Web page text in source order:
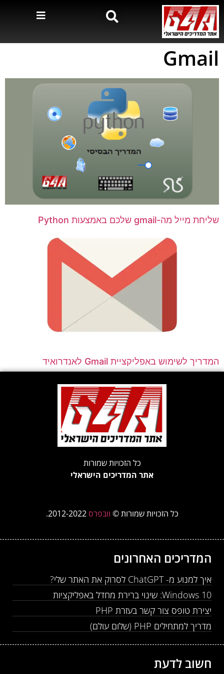
Gmail
שליחת מייל מה-gmail שלכם באמצעות Python
המדריך לשימוש באפליקציית Gmail לאנדרואיד
כל הזכויות שמורות
אתר המדריכים הישראלי
כל הזכויות שמורות © וובפרס 2012-2022.
המדריכים האחרונים
איך למנוע מ- ChatGPT לסרוק את האתר שלי?
Windows 10: שינוי ברירת מחדל באפליקציות
יצירת טופס צור קשר בעזרת PHP
מדריך למתחילים PHP (שלום עולם)
חשוב לדעת